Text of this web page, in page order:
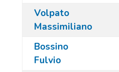
Volpato
Massimiliano
Bossino
Fulvio